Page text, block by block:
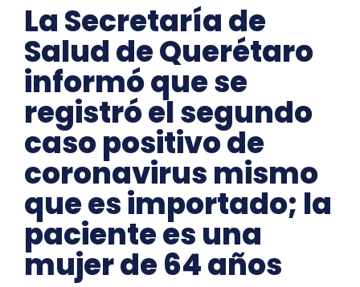
La Secretaría de
Salud de Querétaro
informó que se
registró el segundo
caso positivo de
coronavirus mismo
que es importado; la
paciente es una
mujer de 64 años